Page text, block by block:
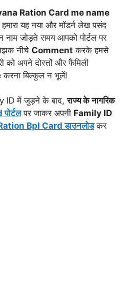
Ration Card me name
यह नया और मॉडर्न लेख पसंद
नाम जोड़ते समय आपको पोर्टल पर
नीचे Comment करके हमसे
को अपने दोस्तों और फैमिली
करना बिल्कुल न भूलें!
ID में जुड़ने के बाद,राज्य के नागरिक
पर जाकर अपनी Family ID
Bpl Card डाउनलोडकर